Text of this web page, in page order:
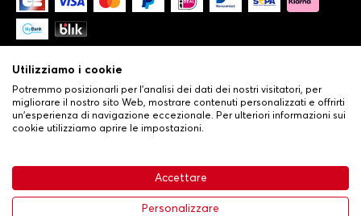
63,99 € Aggiungi al carrello
Condizioni generali di vendita•
Politica sulla privacy e sui cookie•Livraison
Utilizziamo i cookie
Potremmo posizionarli per l'analisi dei dati dei nostri visitatori, per
migliorare il nostro sito Web, mostrare contenuti personalizzati e offrirti
un'esperienza di navigazione eccezionale. Per ulteriori informazioni sui
cookie utilizziamo aprire le impostazioni.
Accettare
Personalizzare